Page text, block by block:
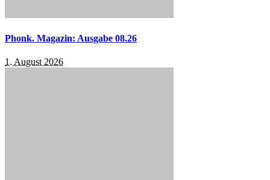
Phonk. Magazin: Ausgabe 08.26
1. August 2026